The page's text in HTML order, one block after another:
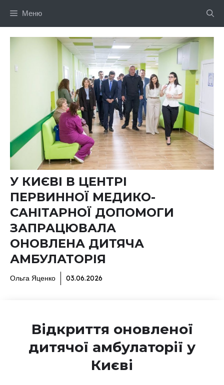
Меню
У КИЄВІ В ЦЕНТРІ
ПЕРВИННОЇ МЕДИКО-
САНІТАРНОЇ ДОПОМОГИ
ЗАПРАЦЮВАЛА
ОНОВЛЕНА ДИТЯЧА
АМБУЛАТОРІЯ
Ольга Яценко 03.06.2026
Відкриття оновленої
дитячої амбулаторії у
Києві